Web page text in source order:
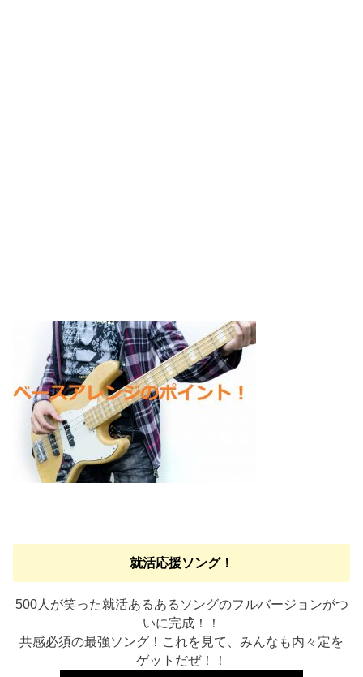
就活応援ソング！
500人が笑った就活あるあるソングのフルバージョンがつ
いに完成！！
共感必須の最強ソング！これを見て、みんなも内々定を
ゲットだぜ！！